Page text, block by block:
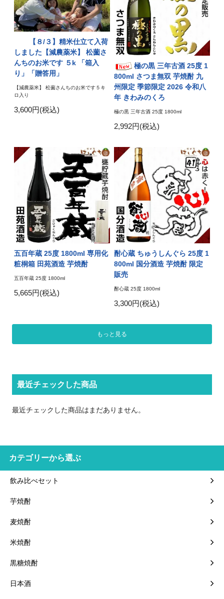
【８/３】精米仕立て入荷
しました【減農薬米】 松薗さ
んちのお米です ５k 「箱入
り」「贈答用」
【減農薬米】 松薗さんちのお米です５キ
ロ入り
3,600円(税込)
極の黒 三年古酒 25度 1
800ml さつま無双 芋焼酎 九
州限定 季節限定 2026 令和八
年 きわみのくろ
極の黒 三年古酒 25度 1800ml
2,992円(税込)
五百年蔵 25度 1800ml 専用化
粧桐箱 田苑酒造 芋焼酎
五百年蔵 25度 1800ml
5,665円(税込)
酎心蔵 ちゅうしんぐら 25度 1
800ml 国分酒造 芋焼酎 限定
販売
酎心蔵 25度 1800ml
3,300円(税込)
もっと見る
最近チェックした商品
最近チェックした商品はまだありません。
カテゴリーから選ぶ
飲み比べセット
芋焼酎
麦焼酎
米焼酎
黒糖焼酎
日本酒